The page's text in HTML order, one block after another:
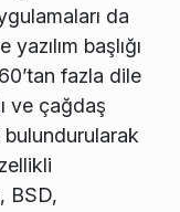
da
başlığı
fazla dile
ve çağdaş
BSD,